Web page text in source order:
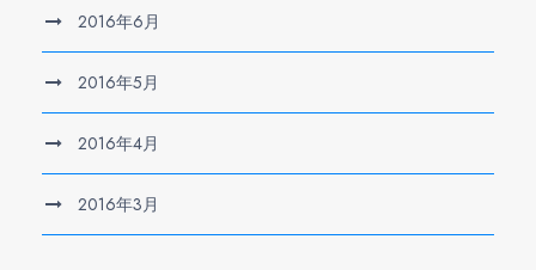
2016年6月
2016年5月
2016年4月
2016年3月